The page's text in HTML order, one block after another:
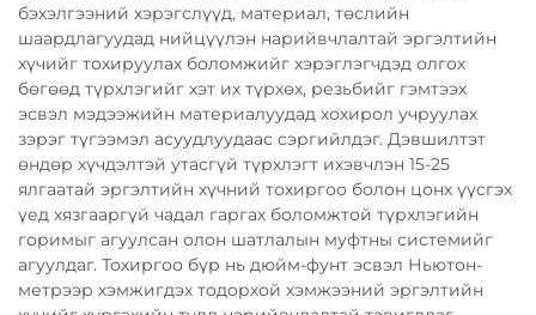
бэхэлгээний хэрэгслүүд, материал, төслийн
шаардлагуудад нийцүүлэн нарийвчлалтай эргэлтийн
хүчийг тохируулах боломжийг хэрэглэгчдэд олгох
бөгөөд түрхлэгийг хэт их түрхөх, резьбийг гэмтээх
эсвэл мэдээжийн материалуудад хохирол учруулах
зэрэг түгээмэл асуудлуудаас сэргийлдэг. Дэвшилтэт
өндөр хүчдэлтэй утасгүй түрхлэгт ихэвчлэн 15-25
ялгаатай эргэлтийн хүчний тохиргоо болон цонх үүсгэх
үед хязгааргүй чадал гаргах боломжтой түрхлэгийн
горимыг агуулсан олон шатлалын муфтны системийг
агуулдаг. Тохиргоо бүр нь дюйм-фунт эсвэл Ньютон-
метрээр хэмжигдэх тодорхой хэмжээний эргэлтийн